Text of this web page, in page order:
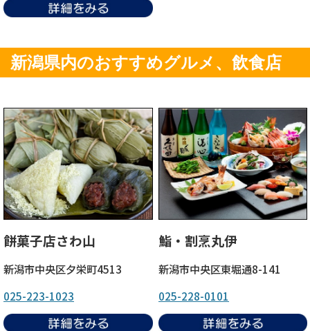
新潟県内のおすすめグルメ、飲食店
餅菓子店さわ山 鮨・割烹丸伊
新潟市中央区夕栄町4513
新潟市中央区東堀通8-141
025-223-1023
025-228-0101